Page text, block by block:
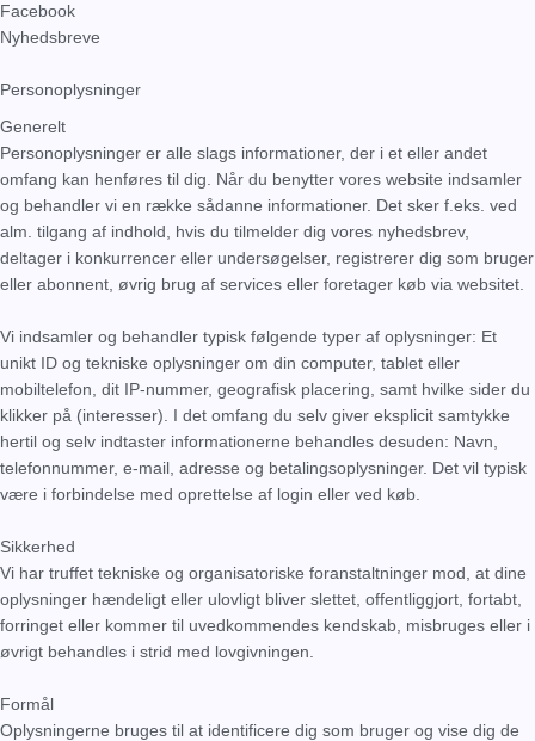
Facebook
Nyhedsbreve
Personoplysninger
Generelt
Personoplysninger er alle slags informationer, der i et eller andet
omfang kan henføres til dig. Når du benytter vores website indsamler
og behandler vi en række sådanne informationer. Det sker f.eks. ved
alm. tilgang af indhold, hvis du tilmelder dig vores nyhedsbrev,
deltager i konkurrencer eller undersøgelser, registrerer dig som bruger
eller abonnent, øvrig brug af services eller foretager køb via websitet.
Vi indsamler og behandler typisk følgende typer af oplysninger: Et
unikt ID og tekniske oplysninger om din computer, tablet eller
mobiltelefon, dit IP-nummer, geografisk placering, samt hvilke sider du
klikker på (interesser). I det omfang du selv giver eksplicit samtykke
hertil og selv indtaster informationerne behandles desuden: Navn,
telefonnummer, e-mail, adresse og betalingsoplysninger. Det vil typisk
være i forbindelse med oprettelse af login eller ved køb.
Sikkerhed
Vi har truffet tekniske og organisatoriske foranstaltninger mod, at dine
oplysninger hændeligt eller ulovligt bliver slettet, offentliggjort, fortabt,
forringet eller kommer til uvedkommendes kendskab, misbruges eller i
øvrigt behandles i strid med lovgivningen.
Formål
Oplysningerne bruges til at identificere dig som bruger og vise dig de